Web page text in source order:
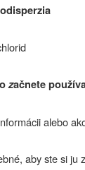
začnete
alebo
aby ste si ju